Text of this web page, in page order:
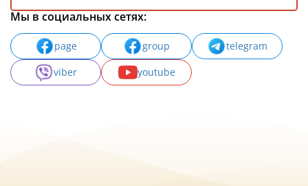
Мы в социальных сетях:
page group
telegram
viber
youtube